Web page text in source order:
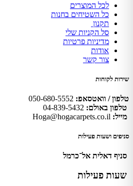
לכל המוצרים
כל השטיחים בחנות
תקנון
סל הקניות שלי
מדיניות פרטיות
אודות
צור קשר
שירות לקוחות
טלפון / וואטסאפ:
טלפון באולם:
מייל: Hoga@hogacarpets.co.il
סניפים ושעות פעילות
סניף דאלית אל־כרמל
שעות פעילות